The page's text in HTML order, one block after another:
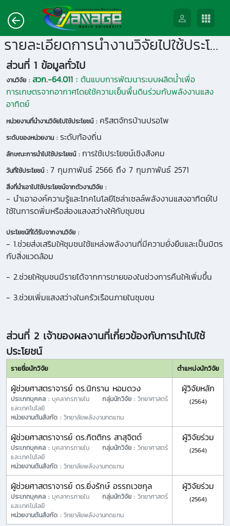
รายละเอียดการนำงานวิจัยไปใช้ประโยชน์
ส่วนที่ 1 ข้อมูลทั่วไป
งานวิจัย : สวก.-64.011 : ต้นแบบการพัฒนาระบบผลิตน้ำเพื่อ
การเกษตรจากอากาศโดยใช้ความเย็นพื้นดินร่วมกับพลังงานแสง
อาทิตย์
หน่วยงานที่นำงานวิจัยไปใช้ประโยชน์ : คริสตจักรบ้านปรอโพ
ระดับของหน่วยงาน : ระดับท้องถิ่น
ลักษณะการนำไปใช้ประโยชน์ : การใช้เประโยชน์เชิงสังคม
วันที่ใช้ประโยชน์ : 7 กุมภาพันธ์ 2566 ถึง 7 กุมภาพันธ์ 2571
สิ่งที่นำเอาไปใช้ประโยชน์จากตัวงานวิจัย :
- นำเอาองค์ความรู้และโทคโนโลยีโซล่าเซลล์พลังงานแสงอาทิตย์ไป
ใช้ในการดพิ่มหรือส่องแสงสว่างให้กับชุมชน
ประโยชน์ที่ได้รับจากงานวิจัย :
- 1.ช่วยส่งเสริมให้ชุมชนใช้แหล่งพลังงานที่มีความยั่งยืนและเป็นมิตร
กับสิ่งแวดล้อม
- 2.ช่วยให้ชุมชนมีรายได้จากการขายของในช่วงการคืนให้เพิ่มขึ้น
- 3.ช่วยเพิ่มแสงสว่างในครัวเรือนภายในชุมชน
ส่วนที่ 2 เจ้าของผลงานที่เกี่ยวข้องกับการนำไปใช้
ประโยชน์
รายชื่อนักวิจัย ตำแหน่งนักวิจัย
ผู้ช่วยศาสตราจารย์ ดร.นิกราน หอมดวง
ประเภทบุคคล : บุคลากรภายใน กลุ่มนักวิจัย : วิทยาศาสตร์
และเทคโนโลยี
หน่วยงานต้นสังกัด : วิทยาลัยพลังงานทดแทน
ผู้วิจัยหลัก
(2564)
ผู้ช่วยศาสตราจารย์ ดร.กิตติกร สาสุจิตต์
ประเภทบุคคล : บุคลากรภายใน กลุ่มนักวิจัย : วิทยาศาสตร์
และเทคโนโลยี
หน่วยงานต้นสังกัด : วิทยาลัยพลังงานทดแทน
ผู้วิจัยร่วม
(2564)
ผู้ช่วยศาสตราจารย์ ดร.ยิ่งรักษ์ อรรถเวชกุล
ประเภทบุคคล : บุคลากรภายใน กลุ่มนักวิจัย : วิทยาศาสตร์
และเทคโนโลยี
หน่วยงานต้นสังกัด : วิทยาลัยพลังงานทดแทน
ผู้วิจัยร่วม
(2564)